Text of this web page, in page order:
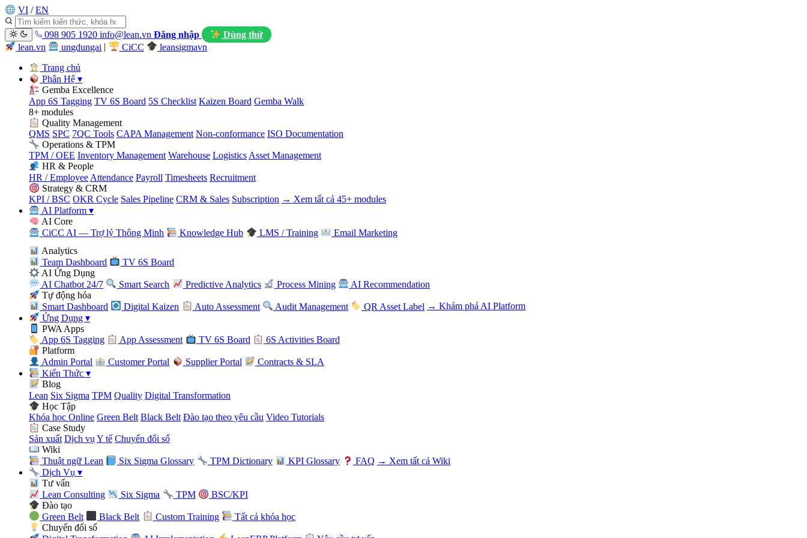
VI / EN
098 905 1920 info@lean.vn Đăng nhập
Dùng thử
lean.vn
ungdungai CiCC leansigmavn
Trang chủ
Phân Hệ▾
Gemba Excellence
App 6S Tagging TV 6S Board 5S Checklist Kaizen Board Gemba Walk
8+ modules
Quality Management
QMS SPC 7QC Tools CAPA Management Non-conformance ISO Documentation
Operations & TPM
TPM / OEE Inventory Management Warehouse LogisticsAsset Management
HR & People
HR / Employee Attendance Payroll Timesheets Recruitment
Strategy & CRM
KPI / BSC OKR Cycle Sales Pipeline CRM & Sales Subscription → Xem tất cả 45+ modules
AI Platform▾
AI Core
CiCC AI — Trợ lý Thông Minh
Knowledge Hub LMS / Training
Email Marketing
Analytics
Team Dashboard
TV 6S Board
AI Ứng Dụng
AI Chatbot 24/7
Smart Search Predictive Analytics Process Mining
AI Recommendation
Tự động hóa
Smart Dashboard
Digital Kaizen Auto Assessment Audit Management QR Asset Label → Khám phá AI Platform
Ứng Dụng▾
PWA Apps
App 6S Tagging
App Assessment TV 6S Board
6S Activities Board
Platform
Admin Portal
Customer Portal Supplier Portal
Contracts & SLA
Kiến Thức▾
Blog
Lean Six Sigma TPM Quality Digital Transformation
Học Tập
Khóa học Online Green Belt Black Belt Đào tạo theo yêu cầu Video Tutorials
Case Study
Sản xuất Dịch vụ Y tế Chuyển đổi số
Wiki
Thuật ngữ Lean
Six Sigma Glossary TPM Dictionary KPI Glossary FAQ → Xem tất cả Wiki
Dịch Vụ▾
Tư vấn
Lean Consulting
Six Sigma TPM
BSC/KPI
Đào tạo
Green Belt
Black Belt Custom Training
Tất cả khóa học
Chuyển đổi số